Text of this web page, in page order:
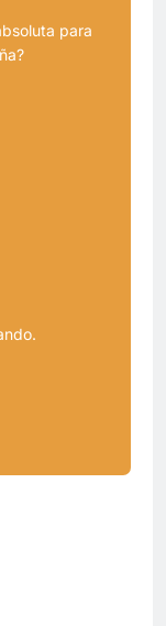
para